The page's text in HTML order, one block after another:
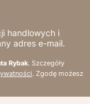
handlowych i
adres e-mail.
Rybak. Szczegóły
. Zgodę możesz